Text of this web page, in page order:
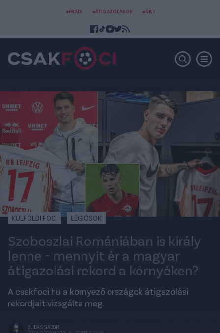
#FRADI #ÁTIGAZOLÁSOK #NB I
KÜLFÖLDI FOCI LÉGIÓSOK
Szoboszlai Romániában is király
lenne - mennyit ér a magyar
átigazolási rekord a környéken?
A csakfoci.hu a környező országok átigazolási
rekordjait vizsgálta meg.
DUDÁS GÁBOR